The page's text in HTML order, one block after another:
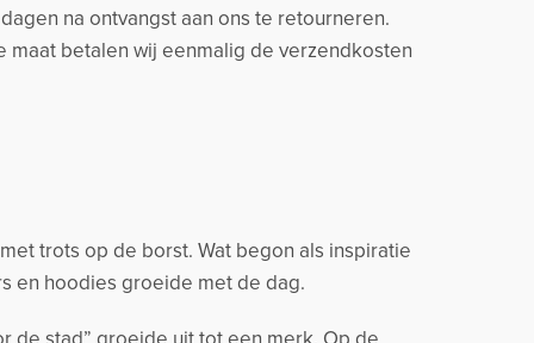
na ontvangst aan ons te retourneren.
betalen wij eenmalig de verzendkosten
trots op de borst. Wat begon als inspiratie
en hoodies groeide met de dag.